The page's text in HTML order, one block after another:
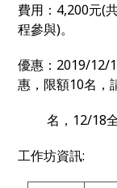
費用：4,200元(
程參與)。
優惠：2019/12/
惠，限額10名，
名，12/18全
工作坊資訊: